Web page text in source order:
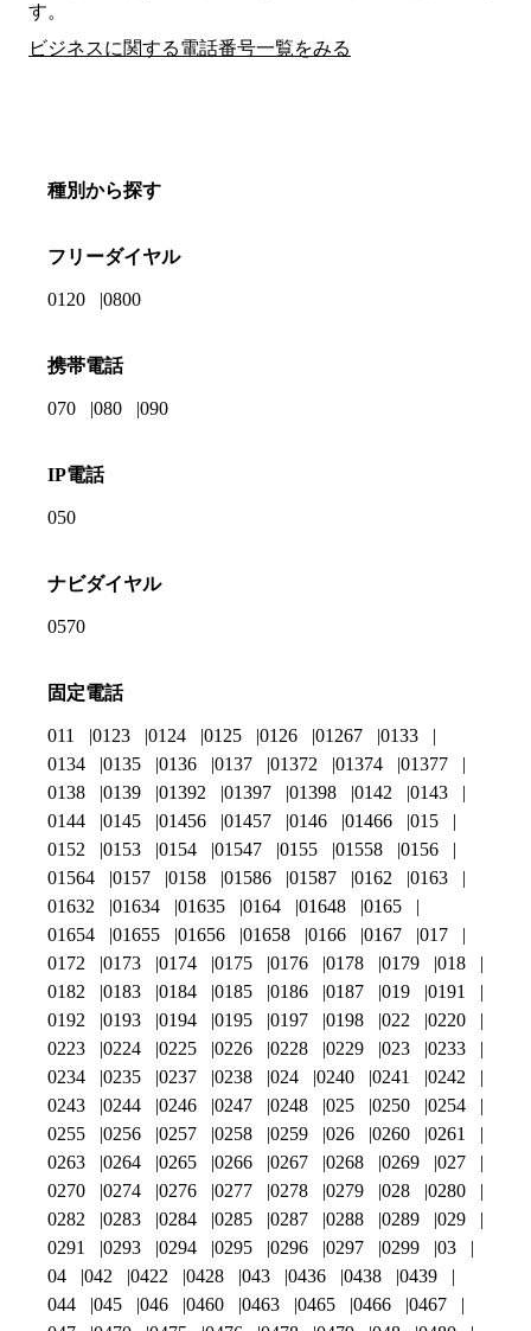
す。
ビジネスに関する電話番号一覧をみる
種別から探す
フリーダイヤル
0120 0800
携帯電話
070 080 090
IP電話
050
ナビダイヤル
0570
固定電話
011 0123 0124 0125 0126 01267
0133
0134
0135 0136 0137 01372 01374
01377
0138
0139 01392 01397 01398 0142
0143
0144
0145 01456 01457 0146 01466
015
0152
0153 0154 01547 0155 01558
0156
01564
0157 0158 01586 01587 0162
0163
01632
01634 01635 0164 01648
0165
01654
01655 01656 01658 0166 0167
017
0172
0173 0174 0175 0176 0178 0179
018
0182
0183 0184 0185 0186 0187 019
0191
0192
0193 0194 0195 0197 0198 022
0220
0223
0224 0225 0226 0228 0229 023
0233
0234
0235 0237 0238 024 0240 0241
0242
0243
0244 0246 0247 0248 025 0250
0254
0255
0256 0257 0258 0259 026 0260
0261
0263
0264 0265 0266 0267 0268 0269
027
0270
0274 0276 0277 0278 0279 028
0280
0282
0283 0284 0285 0287 0288 0289
029
0291
0293 0294 0295 0296 0297 0299
03
04
042 0422 0428 043 0436 0438
0439
044
045 046 0460 0463 0465 0466
0467